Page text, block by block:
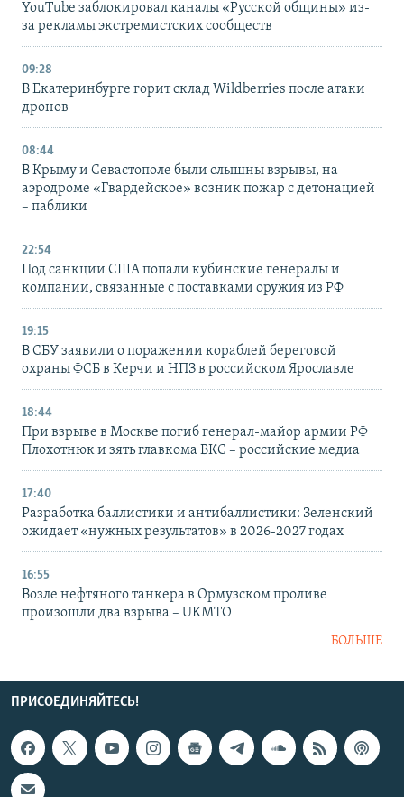
YouTube заблокировал каналы «Русской общины» из-
за рекламы экстремистских сообществ
09:28
В Екатеринбурге горит склад Wildberries после атаки
дронов
08:44
В Крыму и Севастополе были слышны взрывы, на
аэродроме «Гвардейское» возник пожар с детонацией
– паблики
22:54
Под санкции США попали кубинские генералы и
компании, связанные с поставками оружия из РФ
19:15
В СБУ заявили о поражении кораблей береговой
охраны ФСБ в Керчи и НПЗ в российском Ярославле
18:44
При взрыве в Москве погиб генерал-майор армии РФ
Плохотнюк и зять главкома ВКС – российские медиа
17:40
Разработка баллистики и антибаллистики: Зеленский
ожидает «нужных результатов» в 2026-2027 годах
16:55
Возле нефтяного танкера в Ормузском проливе
произошли два взрыва – UKMTO
БОЛЬШЕ
ПРИСОЕДИНЯЙТЕСЬ!